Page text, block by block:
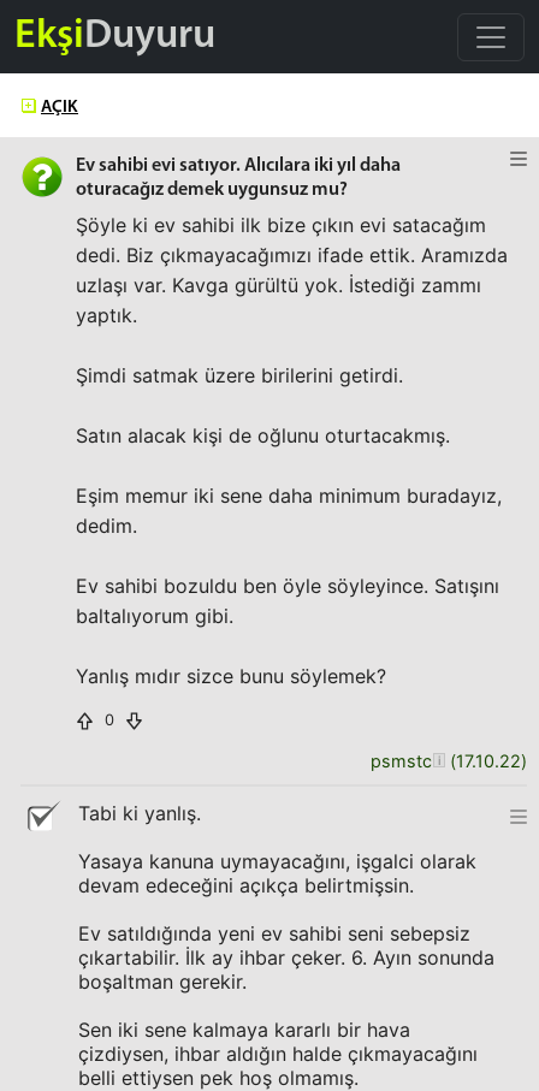
EkşiDuyuru
AÇIK
Ev sahibi evi satıyor. Alıcılara iki yıl daha
oturacağız demek uygunsuz mu?
Şöyle ki ev sahibi ilk bize çıkın evi satacağım
dedi. Biz çıkmayacağımızı ifade ettik. Aramızda
uzlaşı var. Kavga gürültü yok. İstediği zammı
yaptık.
Şimdi satmak üzere birilerini getirdi.
Satın alacak kişi de oğlunu oturtacakmış.
Eşim memur iki sene daha minimum buradayız,
dedim.
Ev sahibi bozuldu ben öyle söyleyince. Satışını
baltalıyorum gibi.
Yanlış mıdır sizce bunu söylemek?
0
psmstc (17.10.22)
Tabi ki yanlış.
Yasaya kanuna uymayacağını, işgalci olarak
devam edeceğini açıkça belirtmişsin.
Ev satıldığında yeni ev sahibi seni sebepsiz
çıkartabilir. İlk ay ihbar çeker. 6. Ayın sonunda
boşaltman gerekir.
Sen iki sene kalmaya kararlı bir hava
çizdiysen, ihbar aldığın halde çıkmayacağını
belli ettiysen pek hoş olmamış.